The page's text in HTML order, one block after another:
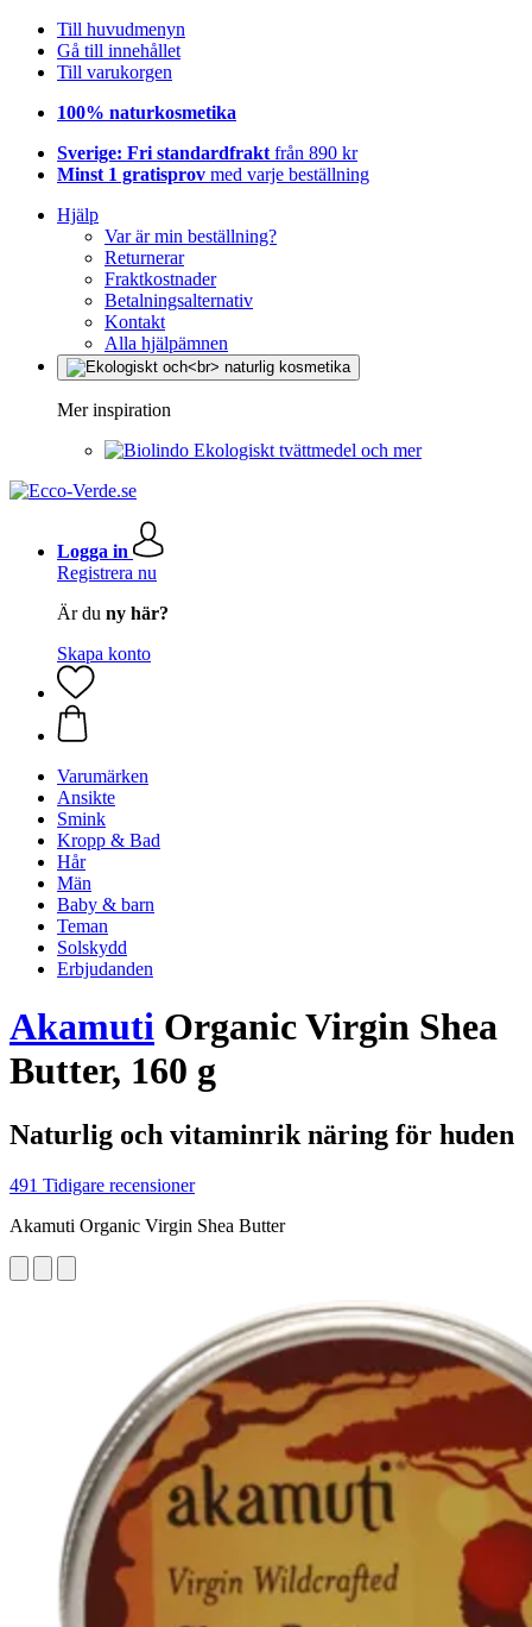
Till huvudmenyn
Gå till innehållet
Till varukorgen
100% naturkosmetika
Sverige: Fri standardfrakt från 890 kr
Minst 1 gratisprov med varje beställning
Hjälp
Var är min beställning?
Returnerar
Fraktkostnader
Betalningsalternativ
Kontakt
Alla hjälpämnen
Mer inspiration
Ekologiskt tvättmedel och mer
Logga in
Registrera nu
Är du ny här?
Skapa konto
Varumärken
Ansikte
Smink
Kropp & Bad
Hår
Män
Baby & barn
Teman
Solskydd
Erbjudanden
Akamuti Organic Virgin Shea
Butter, 160 g
Naturlig och vitaminrik näring för huden
491 Tidigare recensioner
Akamuti Organic Virgin Shea Butter